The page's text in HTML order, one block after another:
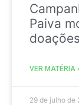
Paiva
VER MATÉRIA
29 de julho de